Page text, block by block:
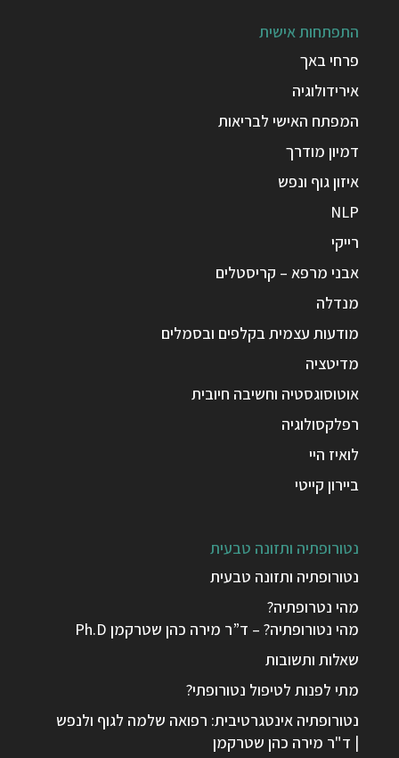
התפתחות אישית
פרחי באך
אירידולוגיה
המפתח האישי לבריאות
דמיון מודרך
איזון גוף ונפש
NLP
רייקי
אבני מרפא – קריסטלים
מנדלה
מודעות עצמית בקלפים ובסמלים
מדיטציה
אוטוסוגסטיה וחשיבה חיובית
רפלקסולוגיה
לואיז היי
ביירון קייטי
נטורופתיה ותזונה טבעית
נטורופתיה ותזונה טבעית
מהי נטרופתיה?
מהי נטורופתיה? – ד”ר מירה כהן שטרקמן Ph.D
שאלות ותשובות
מתי לפנות לטיפול נטורופתי?
נטורופתיה אינטגרטיבית: רפואה שלמה לגוף ולנפש
| ד"ר מירה כהן שטרקמן